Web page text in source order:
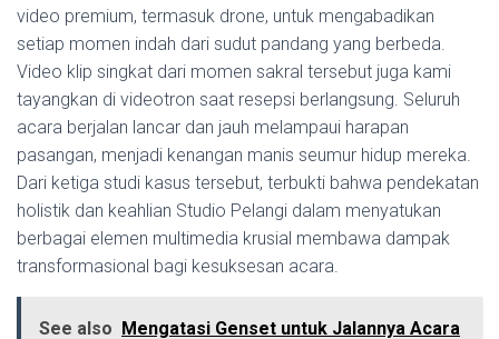
video premium, termasuk drone, untuk mengabadikan
setiap momen indah dari sudut pandang yang berbeda.
Video klip singkat dari momen sakral tersebut juga kami
tayangkan di videotron saat resepsi berlangsung. Seluruh
acara berjalan lancar dan jauh melampaui harapan
pasangan, menjadi kenangan manis seumur hidup mereka.
Dari ketiga studi kasus tersebut, terbukti bahwa pendekatan
holistik dan keahlian Studio Pelangi dalam menyatukan
berbagai elemen multimedia krusial membawa dampak
transformasional bagi kesuksesan acara.
See also Mengatasi Genset untuk Jalannya Acara